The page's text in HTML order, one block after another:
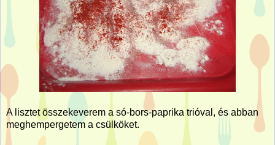
A lisztet összekeverem a só-bors-paprika trióval, és abban
meghempergetem a csülköket.